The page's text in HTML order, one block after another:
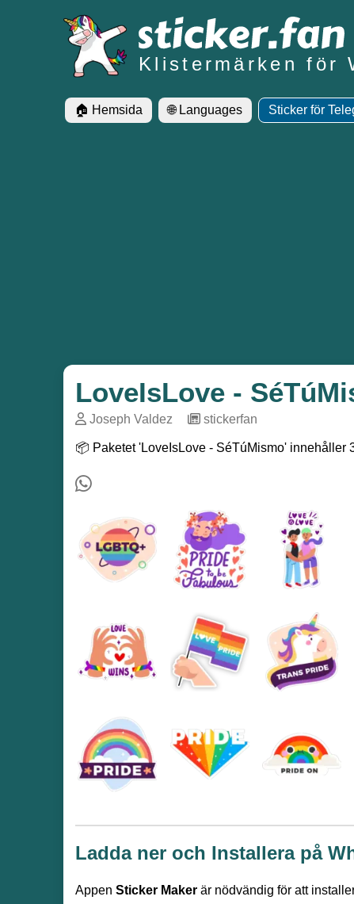
Klistermärken för
🏠 Hemsida 🌐 Languages Sticker för
LoveIsLove -
Joseph Valdez stickerfan
📦 Paketet 'LoveIsLove - SéTúMismo' innehåller
Ladda ner och Installera på
Appen Sticker Maker är nödvändig för att